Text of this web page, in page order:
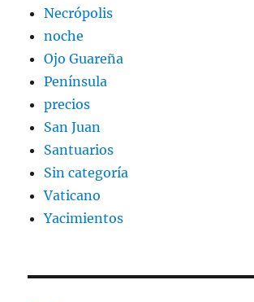
Necrópolis
noche
Ojo Guareña
Península
precios
San Juan
Santuarios
Sin categoría
Vaticano
Yacimientos